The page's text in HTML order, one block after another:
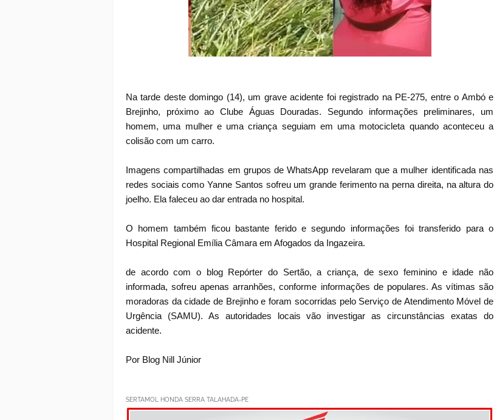
Na tarde deste domingo (14), um grave acidente foi registrado na PE-275, entre o Ambó e
Brejinho, próximo ao Clube Águas Douradas. Segundo informações preliminares, um
homem, uma mulher e uma criança seguiam em uma motocicleta quando aconteceu a
colisão com um carro.
Imagens compartilhadas em grupos de WhatsApp revelaram que a mulher identificada nas
redes sociais como Yanne Santos sofreu um grande ferimento na perna direita, na altura do
joelho. Ela faleceu ao dar entrada no hospital.
O homem também ficou bastante ferido e segundo informações foi transferido para o
Hospital Regional Emília Câmara em Afogados da Ingazeira.
de acordo com o blog Repórter do Sertão, a criança, de sexo feminino e idade não
informada, sofreu apenas arranhões, conforme informações de populares. As vítimas são
moradoras da cidade de Brejinho e foram socorridas pelo Serviço de Atendimento Móvel de
Urgência (SAMU). As autoridades locais vão investigar as circunstâncias exatas do
acidente.
Por Blog Nill Júnior
SERTAMOL HONDA SERRA TALAHADA-PE